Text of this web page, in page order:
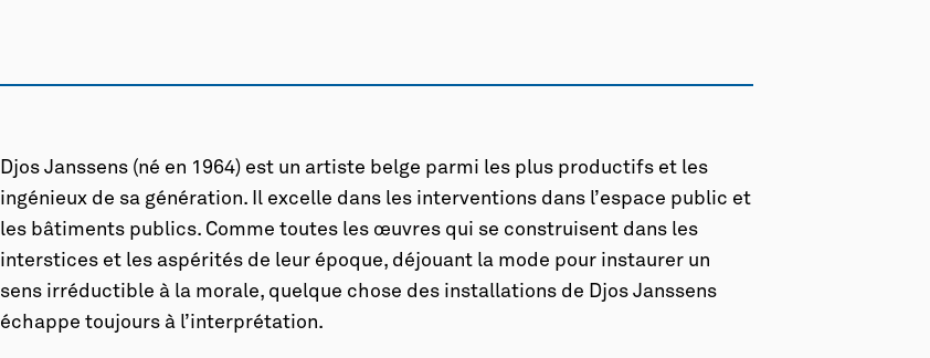
Djos Janssens (né en 1964) est un artiste belge parmi les plus productifs et les
ingénieux de sa génération. Il excelle dans les interventions dans l’espace public et
les bâtiments publics. Comme toutes les œuvres qui se construisent dans les
interstices et les aspérités de leur époque, déjouant la mode pour instaurer un
sens irréductible à la morale, quelque chose des installations de Djos Janssens
échappe toujours à l’interprétation.